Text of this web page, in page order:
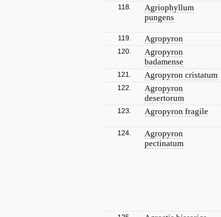
118.
Agriophyllum
pungens
119. Agropyron
120.
Agropyron
badamense
121. Agropyron cristatum
122.
Agropyron
desertorum
123. Agropyron fragile
124.
Agropyron
pectinatum